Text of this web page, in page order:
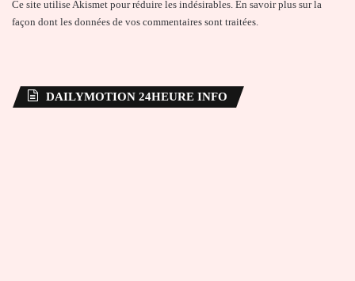
Ce site utilise Akismet pour réduire les indésirables. En savoir plus sur la
façon dont les données de vos commentaires sont traitées.
DAILYMOTION 24HEURE INFO